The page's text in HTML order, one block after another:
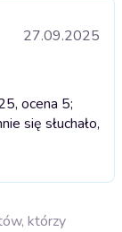
27.09.2025
ocena 5;
się słuchało,
którzy